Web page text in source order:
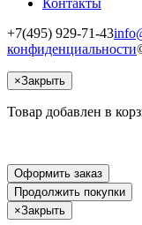
Контакты
+7(495) 929-71-43
конфиденциальности
×Закрыть
Товар добавлен в
Оформить заказ
Продолжить покупки
×Закрыть